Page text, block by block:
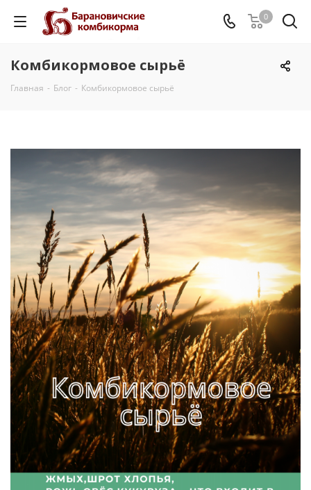
0
Комбикормовое сырьё
Главная - Блог - Комбикормовое сырьё